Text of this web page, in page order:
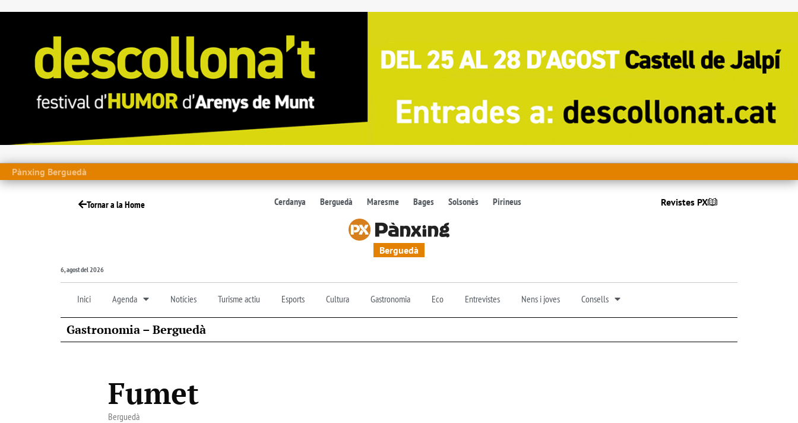
Pànxing Berguedà
Tornar a la Home Cerdanya Berguedà Maresme Bages Solsonès Pirineus Revistes PX
Berguedà
6, agost del 2026
Inici Agenda Notícies Turisme actiu Esports Cultura Gastronomia Eco Entrevistes Nens i joves Consells
Gastronomia – Berguedà
Fumet
Berguedà